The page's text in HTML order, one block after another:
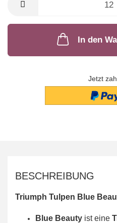
In den
Jetzt
BESCHREIBUNG
Triumph Tulpen Blue
Blue Beauty ist eine